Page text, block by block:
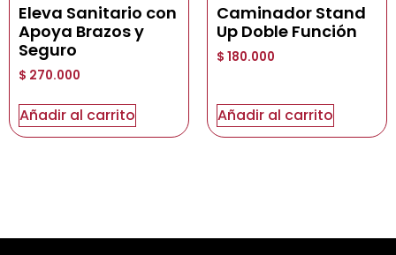
Eleva Sanitario con
Apoya Brazos y
Seguro
$ 270.000
Añadir al carrito
Caminador Stand
Up Doble Función
$ 180.000
Añadir al carrito